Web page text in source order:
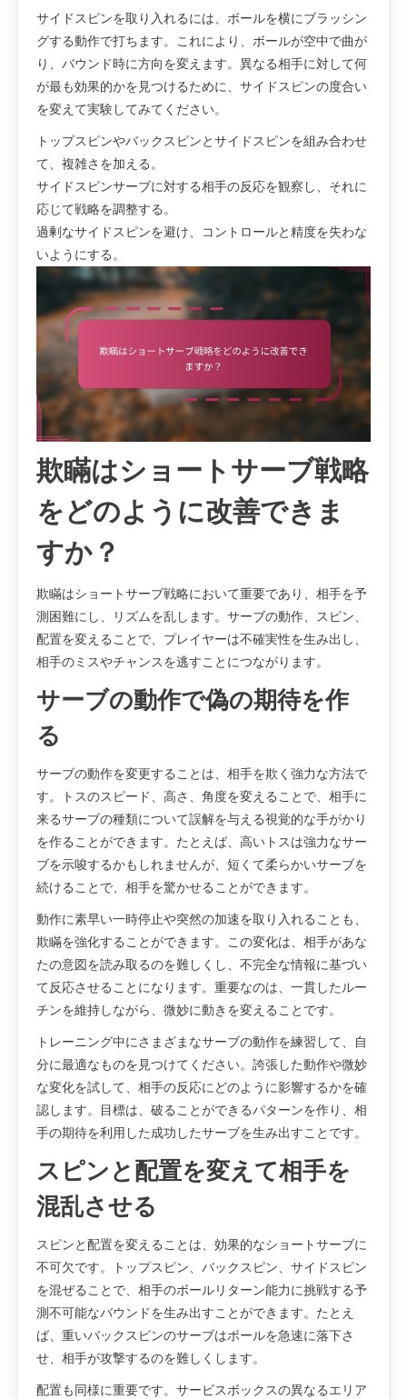
サイドスピンを取り入れるには、ボールを横にブラッシン
グする動作で打ちます。これにより、ボールが空中で曲が
り、バウンド時に方向を変えます。異なる相手に対して何
が最も効果的かを見つけるために、サイドスピンの度合い
を変えて実験してみてください。
トップスピンやバックスピンとサイドスピンを組み合わせ
て、複雑さを加える。
サイドスピンサーブに対する相手の反応を観察し、それに
応じて戦略を調整する。
過剰なサイドスピンを避け、コントロールと精度を失わな
いようにする。
欺瞞はショートサーブ戦略
をどのように改善できま
すか？
欺瞞はショートサーブ戦略において重要であり、相手を予
測困難にし、リズムを乱します。サーブの動作、スピン、
配置を変えることで、プレイヤーは不確実性を生み出し、
相手のミスやチャンスを逃すことにつながります。
サーブの動作で偽の期待を作
る
サーブの動作を変更することは、相手を欺く強力な方法で
す。トスのスピード、高さ、角度を変えることで、相手に
来るサーブの種類について誤解を与える視覚的な手がかり
を作ることができます。たとえば、高いトスは強力なサー
ブを示唆するかもしれませんが、短くて柔らかいサーブを
続けることで、相手を驚かせることができます。
動作に素早い一時停止や突然の加速を取り入れることも、
欺瞞を強化することができます。この変化は、相手があな
たの意図を読み取るのを難しくし、不完全な情報に基づい
て反応させることになります。重要なのは、一貫したルー
チンを維持しながら、微妙に動きを変えることです。
トレーニング中にさまざまなサーブの動作を練習して、自
分に最適なものを見つけてください。誇張した動作や微妙
な変化を試して、相手の反応にどのように影響するかを確
認します。目標は、破ることができるパターンを作り、相
手の期待を利用した成功したサーブを生み出すことです。
スピンと配置を変えて相手を
混乱させる
スピンと配置を変えることは、効果的なショートサーブに
不可欠です。トップスピン、バックスピン、サイドスピン
を混ぜることで、相手のボールリターン能力に挑戦する予
測不可能なバウンドを生み出すことができます。たとえ
ば、重いバックスピンのサーブはボールを急速に落下さ
せ、相手が攻撃するのを難しくします。
配置も同様に重要です。サービスボックスの異なるエリア